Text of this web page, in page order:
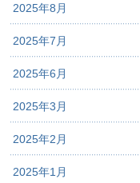
2025年8月
2025年7月
2025年6月
2025年3月
2025年2月
2025年1月